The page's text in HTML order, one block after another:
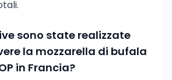
sono state realizzate
la mozzarella di bufala
in Francia?